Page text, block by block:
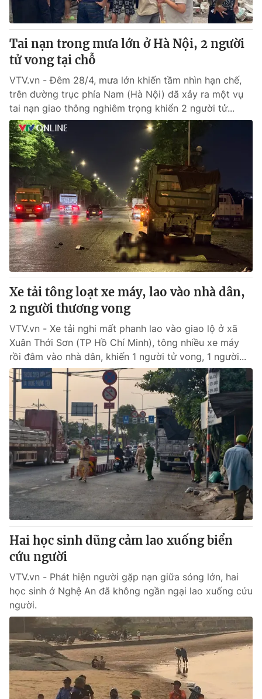
Tai nạn trong mưa lớn ở Hà Nội, 2 người
tử vong tại chỗ
VTV.vn - Đêm 28/4, mưa lớn khiến tầm nhìn hạn chế,
trên đường trục phía Nam (Hà Nội) đã xảy ra một vụ
tai nạn giao thông nghiêm trọng khiển 2 người tử...
Xe tải tông loạt xe máy, lao vào nhà dân,
2 người thương vong
VTV.vn - Xe tải nghi mất phanh lao vào giao lộ ở xã
Xuân Thới Sơn (TP Hồ Chí Minh), tông nhiều xe máy
rồi đâm vào nhà dân, khiến 1 người tử vong, 1 người...
Hai học sinh dũng cảm lao xuống biển
cứu người
VTV.vn - Phát hiện người gặp nạn giữa sóng lớn, hai
học sinh ở Nghệ An đã không ngần ngại lao xuống cứu
người.